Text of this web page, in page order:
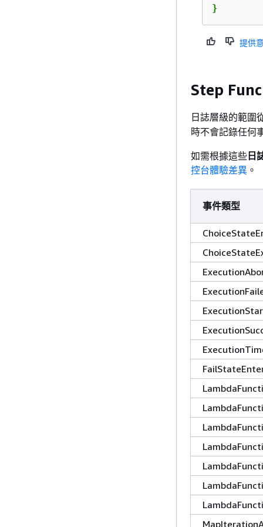
}
提供
Step
日誌層級的範圍
時不會記錄任何
如需根據這些 日
控台體驗差異 。
事件類型